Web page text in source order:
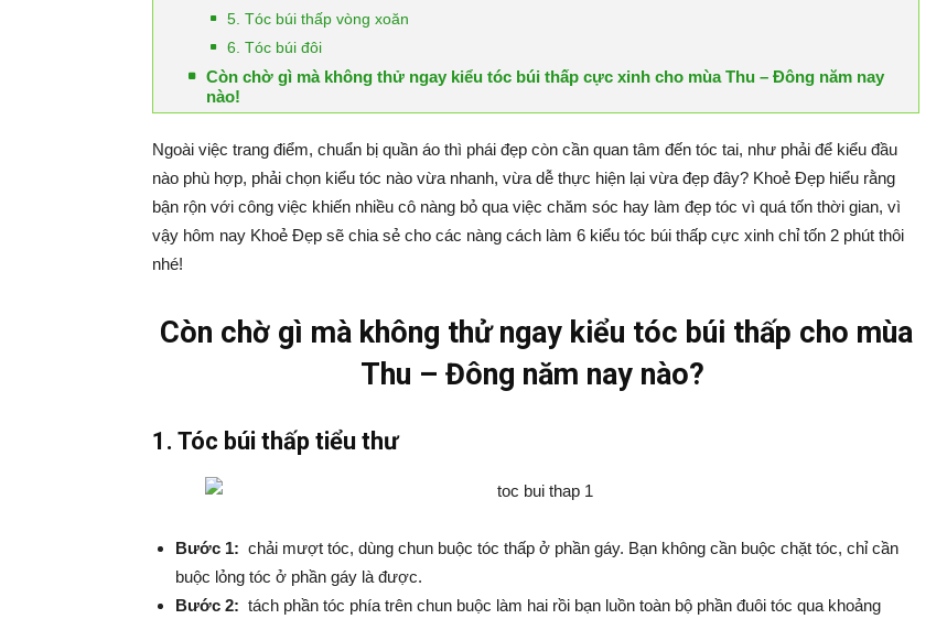
5. Tóc búi thấp vòng xoăn
6. Tóc búi đôi
Còn chờ gì mà không thử ngay kiểu tóc búi thấp cực xinh cho mùa Thu – Đông năm nay
nào!
Ngoài việc trang điểm, chuẩn bị quần áo thì phái đẹp còn cần quan tâm đến tóc tai, như phải để kiểu đầu
nào phù hợp, phải chọn kiểu tóc nào vừa nhanh, vừa dễ thực hiện lại vừa đẹp đây? Khoẻ Đẹp hiểu rằng
bận rộn với công việc khiến nhiều cô nàng bỏ qua việc chăm sóc hay làm đẹp tóc vì quá tốn thời gian, vì
vậy hôm nay Khoẻ Đẹp sẽ chia sẻ cho các nàng cách làm 6 kiểu tóc búi thấp cực xinh chỉ tốn 2 phút thôi
nhé!
Còn chờ gì mà không thử ngay kiểu tóc búi thấp cho mùa
Thu – Đông năm nay nào?
1. Tóc búi thấp tiểu thư
Bước 1: chải mượt tóc, dùng chun buộc tóc thấp ở phần gáy. Bạn không cần buộc chặt tóc, chỉ cần
buộc lỏng tóc ở phần gáy là được.
Bước 2: tách phần tóc phía trên chun buộc làm hai rồi bạn luồn toàn bộ phần đuôi tóc qua khoảng